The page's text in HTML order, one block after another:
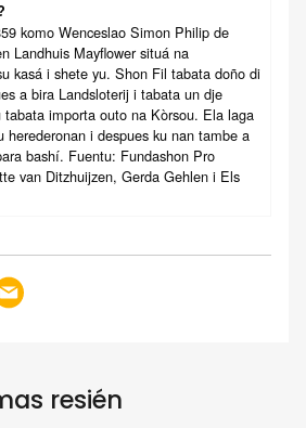
komo Wenceslao Simon Philip de
Landhuis Mayflower situá na
kasá i shete yu. Shon Fil tabata doño di
a bira Landsloterij i tabata un dje
tabata importa outo na Kòrsou. Ela laga
herederonan i despues ku nan tambe a
bashí. Fuentu: Fundashon Pro
van Ditzhuijzen, Gerda Gehlen i Els
resién